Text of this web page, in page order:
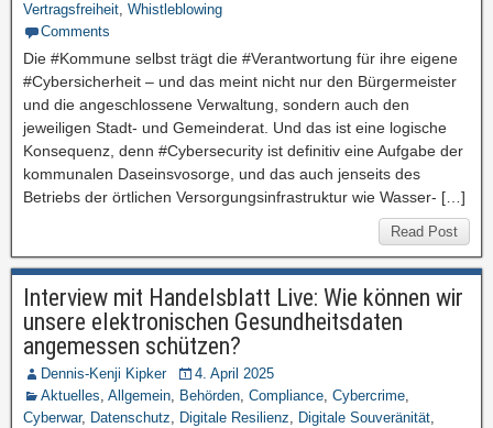
Vertragsfreiheit, Whistleblowing
Comments
Die #Kommune selbst trägt die #Verantwortung für ihre eigene
#Cybersicherheit – und das meint nicht nur den Bürgermeister
und die angeschlossene Verwaltung, sondern auch den
jeweiligen Stadt- und Gemeinderat. Und das ist eine logische
Konsequenz, denn #Cybersecurity ist definitiv eine Aufgabe der
kommunalen Daseinsvosorge, und das auch jenseits des
Betriebs der örtlichen Versorgungsinfrastruktur wie Wasser- […]
Read Post
Interview mit Handelsblatt Live: Wie können wir
unsere elektronischen Gesundheitsdaten
angemessen schützen?
Dennis-Kenji Kipker
4. April 2025
Aktuelles, Allgemein, Behörden, Compliance, Cybercrime,
Cyberwar, Datenschutz, Digitale Resilienz, Digitale Souveränität,